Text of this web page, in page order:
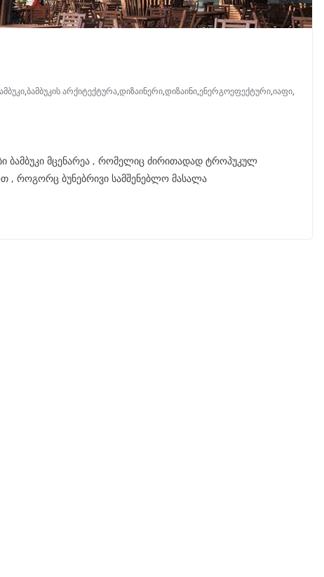
,ბამბუკის არქიტექტურა,დიზაინერი,დიზაინი,ენერგოეფექტური,იაფი,
ბამბუკი მცენარეა , რომელიც ძირითადად ტროპუკულ
, როგორც ბუნებრივი სამშენებლო მასალა